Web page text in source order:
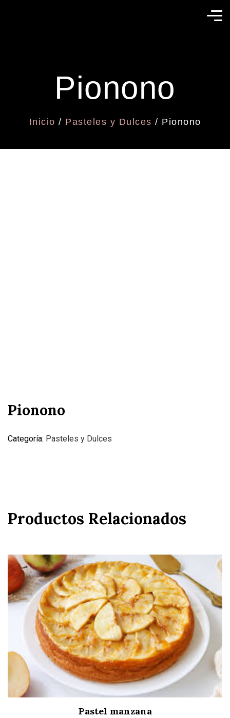
Pionono
Inicio / Pasteles y Dulces / Pionono
Pionono
Categoría: Pasteles y Dulces
Productos Relacionados
Pastel manzana